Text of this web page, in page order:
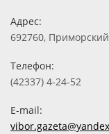
Адрес:
692760,
Телефон:
(42337) 4-24-52
E-mail: